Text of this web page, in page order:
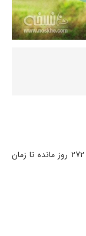
روز هشتم بارداری – الان روز 8 ام چرخه است – 272 روز مانده تا زمان